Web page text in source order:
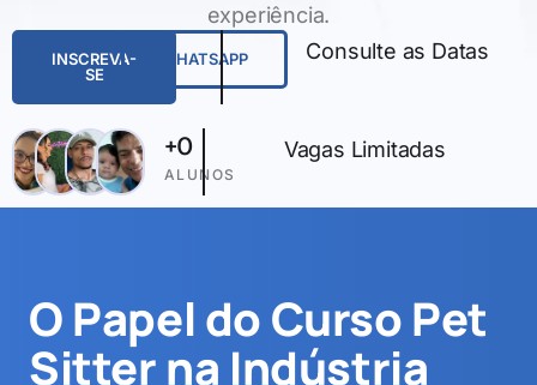
experiência.
INSCREVA-
SE
WHATSAPP Consulte as Datas
ALUNOS
+0 Vagas Limitadas
O Papel do Curso Pet
Sitter na Indústria